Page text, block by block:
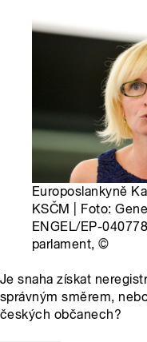
Europoslankyně
KSČM | Foto:
ENGEL/EP-
parlament,©
Je snaha získat
správným směrem,
českých občanech?